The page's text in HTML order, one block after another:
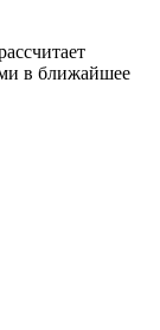
в ближайшее